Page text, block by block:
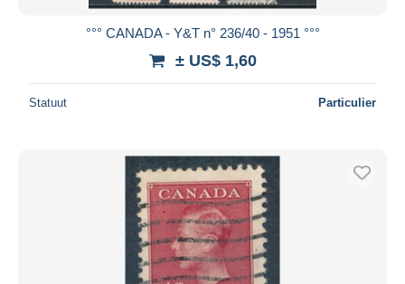
°°° CANADA - Y&T n° 236/40 - 1951 °°°
± US$ 1,60
Statuut Particulier